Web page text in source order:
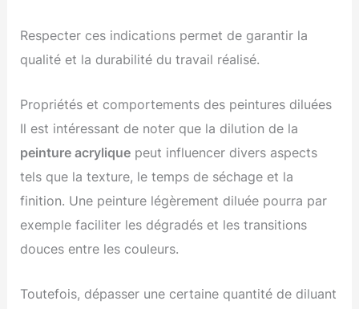
Respecter ces indications permet de garantir la
qualité et la durabilité du travail réalisé.
Propriétés et comportements des peintures diluées
Il est intéressant de noter que la dilution de la
peinture acrylique peut influencer divers aspects
tels que la texture, le temps de séchage et la
finition. Une peinture légèrement diluée pourra par
exemple faciliter les dégradés et les transitions
douces entre les couleurs.
Toutefois, dépasser une certaine quantité de diluant